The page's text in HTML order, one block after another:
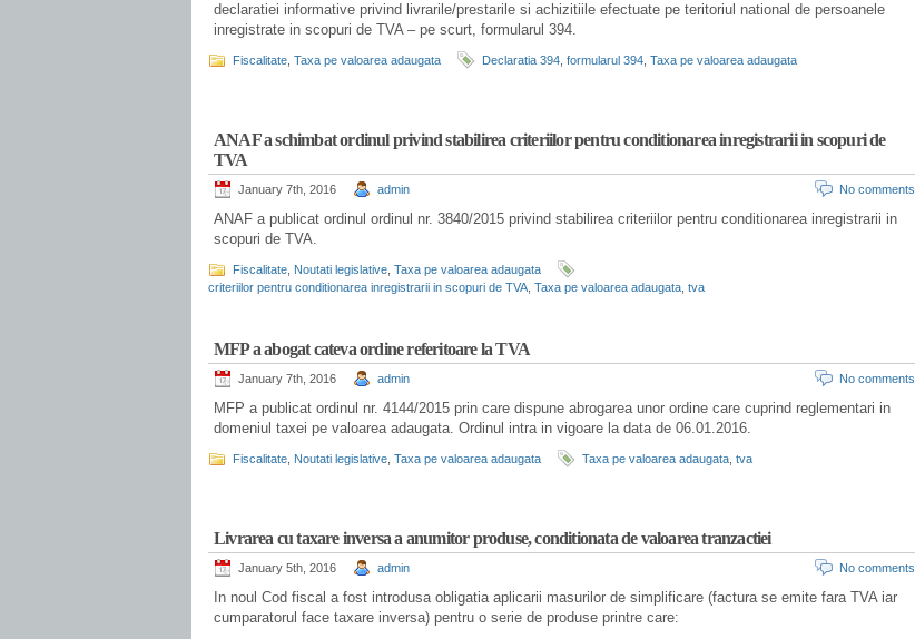
declaratiei informative privind livrarile/prestarile si achizitiile efectuate pe teritoriul national de persoanele
inregistrate in scopuri de TVA – pe scurt, formularul 394.
Fiscalitate Taxa pe valoarea adaugata Declaratia 394 formularul 394 Taxa pe valoarea adaugata
ANAF a schimbat ordinul privind stabilirea criteriilor pentru conditionarea inregistrarii in scopuri de
TVA
January 7th, 2016 admin No comments
ANAF a publicat ordinul ordinul nr. 3840/2015 privind stabilirea criteriilor pentru conditionarea inregistrarii in
scopuri de TVA.
Fiscalitate Noutati legislative Taxa pe valoarea adaugata
criteriilor pentru conditionarea inregistrarii in scopuri de TVA Taxa pe valoarea adaugata tva
MFP a abogat cateva ordine referitoare la TVA
January 7th, 2016 admin No comments
MFP a publicat ordinul nr. 4144/2015 prin care dispune abrogarea unor ordine care cuprind reglementari in
domeniul taxei pe valoarea adaugata. Ordinul intra in vigoare la data de 06.01.2016.
Fiscalitate Noutati legislative Taxa pe valoarea adaugata Taxa pe valoarea adaugata tva
Livrarea cu taxare inversa a anumitor produse, conditionata de valoarea tranzactiei
January 5th, 2016 admin No comments
In noul Cod fiscal a fost introdusa obligatia aplicarii masurilor de simplificare (factura se emite fara TVA iar
cumparatorul face taxare inversa) pentru o serie de produse printre care: